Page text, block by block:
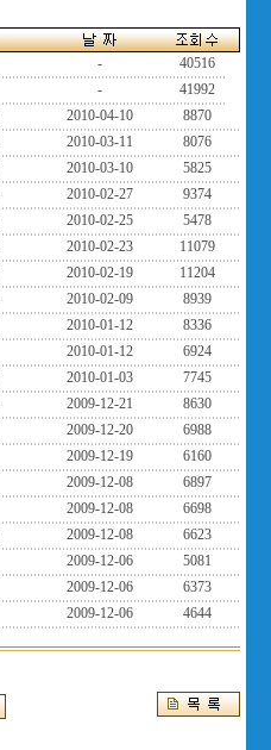
-
40516
-
41992
2010-04-10
8870
2010-03-11
8076
2010-03-10
5825
2010-02-27
9374
2010-02-25
5478
2010-02-23
11079
2010-02-19
11204
2010-02-09
8939
2010-01-12
8336
2010-01-12
6924
2010-01-03
7745
2009-12-21
8630
2009-12-20
6988
2009-12-19
6160
2009-12-08
6897
2009-12-08
6698
2009-12-08
6623
2009-12-06
5081
2009-12-06
6373
2009-12-06 4644